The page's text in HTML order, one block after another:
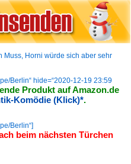
Muss, Horni würde sich aber sehr
Berlin“ hide=“2020-12-19 23:59
Produkt auf Amazon.de
Komödie (Klick)*.
Berlin“]
beim nächsten Türchen